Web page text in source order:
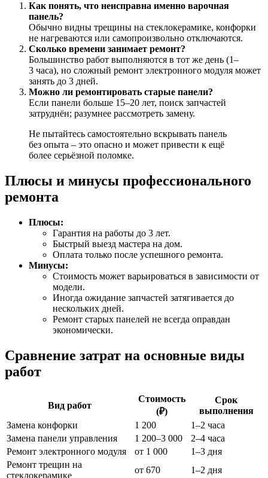
Как понять, что неисправна именно варочная
панель?
Обычно видны трещины на стеклокерамике, конфорки
не нагреваются или самопроизвольно отключаются.
Сколько времени занимает ремонт?
Большинство работ выполняются в тот же день (1–
3 часа), но сложный ремонт электронного модуля может
занять до 3 дней.
Можно ли ремонтировать старые панели?
Если панели больше 15–20 лет, поиск запчастей
затруднён; разумнее рассмотреть замену.
Не пытайтесь самостоятельно вскрывать панель
без опыта – это опасно и может привести к ещё
более серьёзной поломке.
Плюсы и минусы профессионального
ремонта
Плюсы:
Гарантия на работы до 3 лет.
Быстрый выезд мастера на дом.
Оплата только после успешного ремонта.
Минусы:
Стоимость может варьироваться в зависимости от
модели.
Иногда ожидание запчастей затягивается до
нескольких дней.
Ремонт старых панелей не всегда оправдан
экономически.
Сравнение затрат на основные виды
работ
Вид работ
Стоимость
(₽)
Срок
выполнения
Замена конфорки
1 200
1–2 часа
Замена панели управления
1 200–3 000
2–4 часа
Ремонт электронного модуля
от 1 000
1–3 дня
Ремонт трещин на
стеклокерамике
от 670 1–2 дня